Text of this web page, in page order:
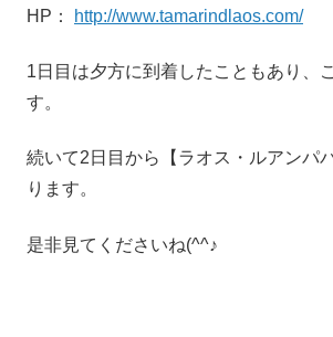
HP： http://www.tamarindlaos.com/
1日目は夕方に到着したこともあり、
す。
続いて2日目から【ラオス・ルアンパ
ります。
是非見てくださいね(^^♪